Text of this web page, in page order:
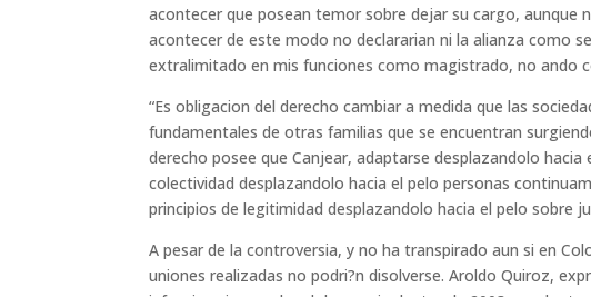
acontecer que posean temor sobre dejar su cargo, aunque
acontecer de este modo no declararian ni la alianza como
extralimitado en mis funciones como magistrado, no ando
“Es obligacion del derecho cambiar a medida que las
fundamentales de otras familias que se encuentran
derecho posee que Canjear, adaptarse desplazandolo
colectividad desplazandolo hacia el pelo personas
principios de legitimidad desplazandolo hacia el pelo sobre
A pesar de la controversia, y no ha transpirado aun si en
uniones realizadas no podri?n disolverse. Aroldo Quiroz,